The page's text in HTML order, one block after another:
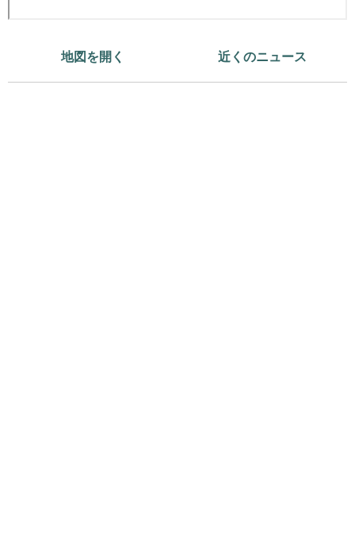
地図を開く 近くのニュース